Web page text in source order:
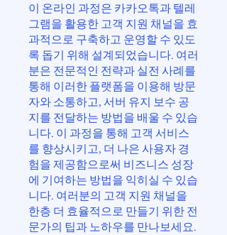
이 온라인 과정은 카카오톡과 텔레
그램을 활용한 고객 지원 채널을 효
과적으로 구축하고 운영할 수 있도
록 돕기 위해 설계되었습니다. 여러
분은 전문적인 전략과 실전 사례를
통해 이러한 플랫폼을 이용해 방문
자와 소통하고, 서버 유지 보수 공
지를 전달하는 방법을 배울 수 있습
니다. 이 과정을 통해 고객 서비스
를 향상시키고, 더 나은 사용자 경
험을 제공함으로써 비즈니스 성장
에 기여하는 방법을 익히실 수 있습
니다. 여러분의 고객 지원 채널을
한층 더 효율적으로 만들기 위한 전
문가의 팁과 노하우를 만나보세요.